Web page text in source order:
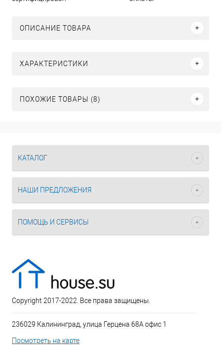
ОПИСАНИЕ ТОВАРА
ХАРАКТЕРИСТИКИ
ПОХОЖИЕ ТОВАРЫ (8)
КАТАЛОГ
НАШИ ПРЕДЛОЖЕНИЯ
ПОМОЩЬ И СЕРВИСЫ
Copyright 2017-2022. Все права защищены.
236029 Калининград, улица Герцена 68А офис 1
Посмотреть на карте